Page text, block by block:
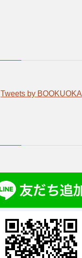
Tweets by BOOKUOKA